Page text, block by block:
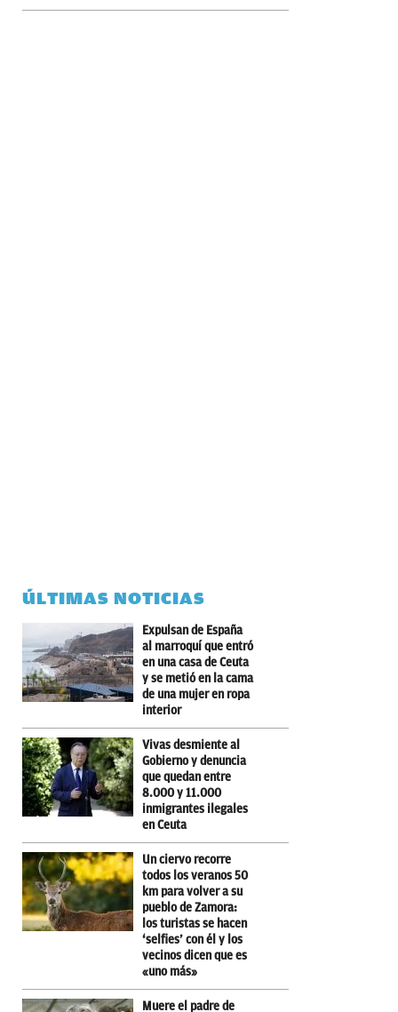
ÚLTIMAS NOTICIAS
Expulsan de España
al marroquí que entró
en una casa de Ceuta
y se metió en la cama
de una mujer en ropa
interior
Vivas desmiente al
Gobierno y denuncia
que quedan entre
8.000 y 11.000
inmigrantes ilegales
en Ceuta
Un ciervo recorre
todos los veranos 50
km para volver a su
pueblo de Zamora:
los turistas se hacen
‘selfies’ con él y los
vecinos dicen que es
«uno más»
Muere el padre de